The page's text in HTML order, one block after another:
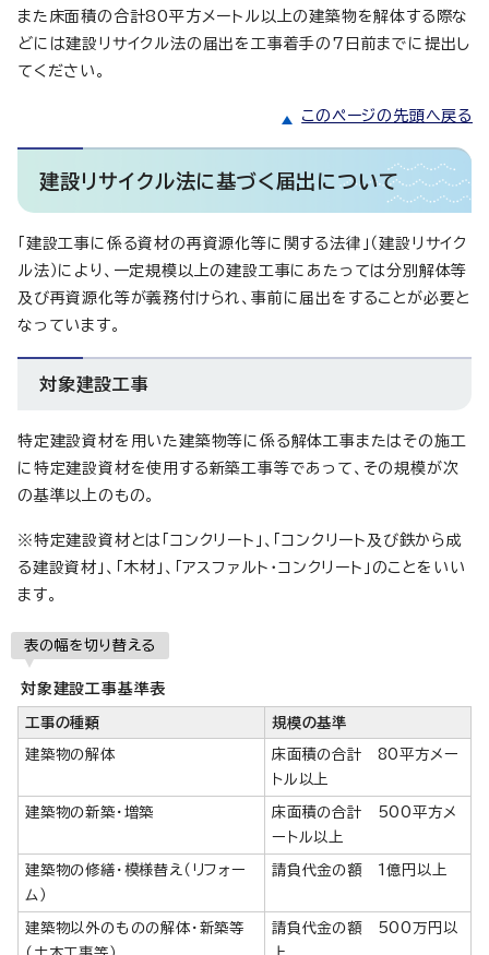
また床面積の合計80平方メートル以上の建築物を解体する際な
どには建設リサイクル法の届出を工事着手の7日前までに提出し
てください。
このページの先頭へ戻る
建設リサイクル法に基づく届出について
「建設工事に係る資材の再資源化等に関する法律」（建設リサイク
ル法）により、一定規模以上の建設工事にあたっては分別解体等
及び再資源化等が義務付けられ、事前に届出をすることが必要と
なっています。
対象建設工事
特定建設資材を用いた建築物等に係る解体工事またはその施工
に特定建設資材を使用する新築工事等であって、その規模が次
の基準以上のもの。
※特定建設資材とは「コンクリート」、「コンクリート及び鉄から成
る建設資材」、「木材」、「アスファルト・コンクリート」のことをいい
ます。
表の幅を切り替える
対象建設工事基準表
工事の種類 規模の基準
建築物の解体
床面積の合計 80平方メー
トル以上
建築物の新築・増築
床面積の合計 500平方メ
ートル以上
建築物の修繕・模様替え（リフォー
ム）
請負代金の額 1億円以上
建築物以外のものの解体・新築等
請負代金の額 500万円以